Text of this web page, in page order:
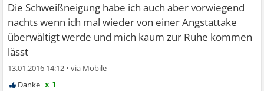
Die Schweißneigung habe ich auch aber vorwiegend
nachts wenn ich mal wieder von einer Angstattake
überwältigt werde und mich kaum zur Ruhe kommen
lässt
13.01.2016 14:12 •
x 1